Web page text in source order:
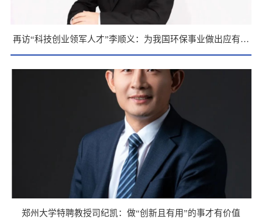
再访“科技创业领军人才”李顺义：为我国环保事业做出应有贡
献
郑州大学特聘教授司纪凯：做“创新且有用”的事才有价值